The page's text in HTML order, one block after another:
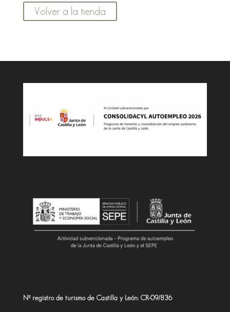
Volver a la tienda
Nº registro de turismo de Castilla y León: CR-09/836